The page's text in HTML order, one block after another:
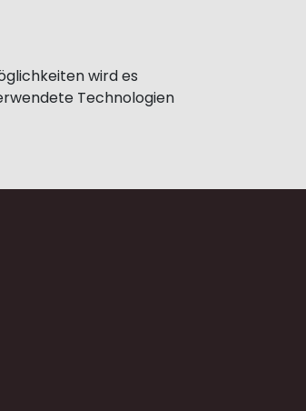
wird es
Technologien